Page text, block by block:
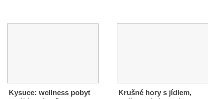
Kysuce: wellness pobyt
Krušné hory s jídlem,